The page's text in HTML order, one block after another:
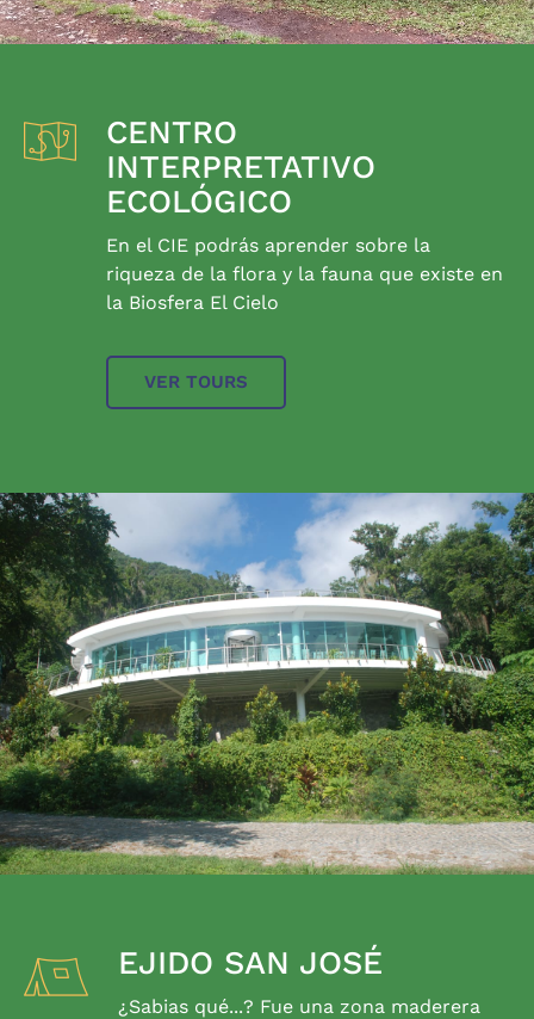
CENTRO
INTERPRETATIVO
ECOLÓGICO
En el CIE podrás aprender sobre la
riqueza de la flora y la fauna que existe en
la Biosfera El Cielo
VER TOURS
EJIDO SAN JOSÉ
¿Sabias qué...? Fue una zona maderera